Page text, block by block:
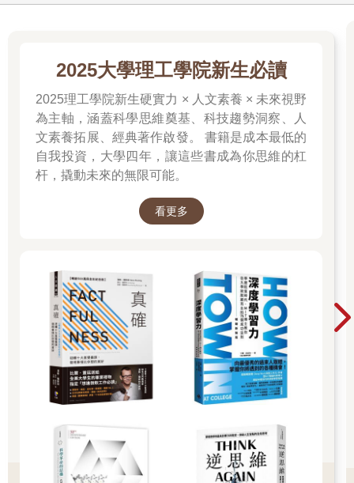
2025大學理工學院新生必讀
2025理工學院新生硬實力 × 人文素養 × 未來視野
為主軸，涵蓋科學思維奠基、科技趨勢洞察、人
文素養拓展、經典著作啟發。 書籍是成本最低的
自我投資，大學四年，讓這些書成為你思維的杠
杆，撬動未來的無限可能。
看更多